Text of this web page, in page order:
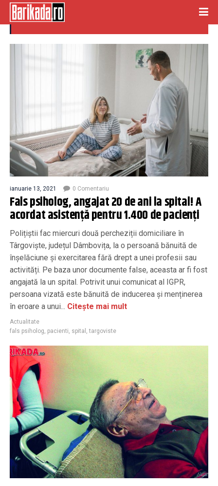
targoviste
ianuarie 13, 2021 0 Comentariu
Fals psiholog, angajat 20 de ani la spital! A
acordat asistență pentru 1.400 de pacienți
Polițiștii fac miercuri două percheziții domiciliare în
Târgoviște, județul Dâmbovița, la o persoană bănuită de
înșelăciune și exercitarea fără drept a unei profesii sau
activități. Pe baza unor documente false, aceasta ar fi fost
angajată la un spital. Potrivit unui comunicat al IGPR,
persoana vizată este bănuită de inducerea și menținerea
în eroare a unui... Citește mai mult
Actualitate
fals psiholog, pacienti, spital ,targoviste